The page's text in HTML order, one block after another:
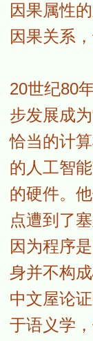
因果属性
因果关系
20世纪80
步发展成
恰当的计
的人工智
的硬件。
点遭到了
因为程序
身并不构
中文屋论
于语义学